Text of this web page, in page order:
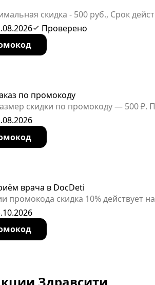
скидка - 500 руб., Срок
заказ на сайте Здравсити (только
Проверено
по промокоду
скидки по промокоду — 500 ₽.
врача в DocDeti
промокода скидка 10% действует
и бережного общения.
Здравсити